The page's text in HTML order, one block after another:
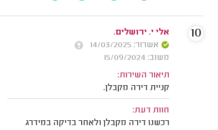
אלי י. ירושלים.
אשרור: 14/03/2025
משוב: 15/09/2024
תיאור השירות:
קניית דירה מקבלן.
חוות דעת:
רכשנו דירה מקבלן ולאחר בדיקה במידרג
10